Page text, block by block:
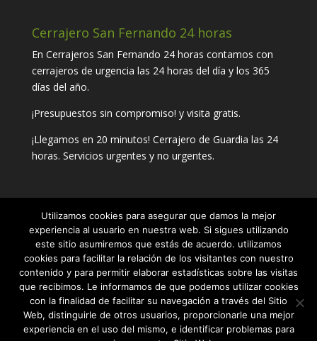
Cerrajero San Fernando 24 horas
En Cerrajeros San Fernando 24 horas contamos con
cerrajeros de urgencia las 24 horas del día y los 365
días del año.
¡Presupuestos sin compromiso! y visita gratis.
¡Llegamos en 20 minutos! Cerrajero de Guardia las 24
horas. Servicios urgentes y no urgentes.
Contacta con tu cerrajero de confianza
Teléfono:654 22 57 54
Utilizamos cookies para asegurar que damos la mejor
experiencia al usuario en nuestra web. Si sigues utilizando
este sitio asumiremos que estás de acuerdo. utilizamos
cookies para facilitar la relación de los visitantes con nuestro
contenido y para permitir elaborar estadísticas sobre las visitas
que recibimos. Le informamos de que podemos utilizar cookies
con la finalidad de facilitar su navegación a través del Sitio
Web, distinguirle de otros usuarios, proporcionarle una mejor
experiencia en el uso del mismo, e identificar problemas para